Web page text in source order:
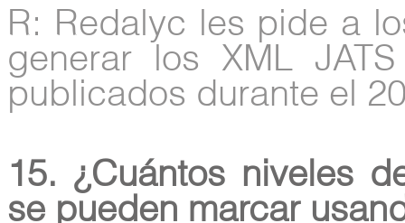
R: Redalyc les pide a
generar los XML
publicados durante el
15. ¿Cuántos niveles
se pueden marcar